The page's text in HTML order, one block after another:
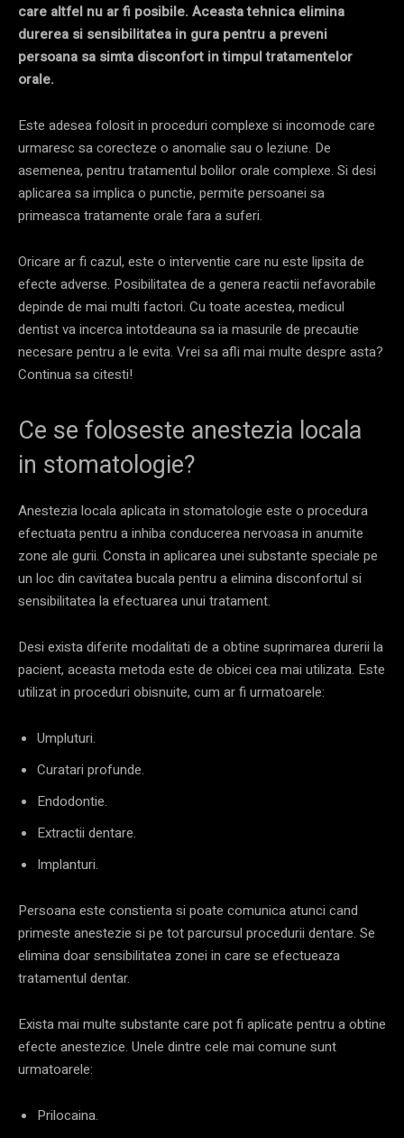
care altfel nu ar fi posibile. Aceasta tehnica elimina
durerea si sensibilitatea in gura pentru a preveni
persoana sa simta disconfort in timpul tratamentelor
orale.
Este adesea folosit in proceduri complexe si incomode care
urmaresc sa corecteze o anomalie sau o leziune. De
asemenea, pentru tratamentul bolilor orale complexe. Si desi
aplicarea sa implica o punctie, permite persoanei sa
primeasca tratamente orale fara a suferi.
Oricare ar fi cazul, este o interventie care nu este lipsita de
efecte adverse. Posibilitatea de a genera reactii nefavorabile
depinde de mai multi factori. Cu toate acestea, medicul
dentist va incerca intotdeauna sa ia masurile de precautie
necesare pentru a le evita. Vrei sa afli mai multe despre asta?
Continua sa citesti!
Ce se foloseste anestezia locala
in stomatologie?
Anestezia locala aplicata in stomatologie este o procedura
efectuata pentru a inhiba conducerea nervoasa in anumite
zone ale gurii. Consta in aplicarea unei substante speciale pe
un loc din cavitatea bucala pentru a elimina disconfortul si
sensibilitatea la efectuarea unui tratament.
Desi exista diferite modalitati de a obtine suprimarea durerii la
pacient, aceasta metoda este de obicei cea mai utilizata. Este
utilizat in proceduri obisnuite, cum ar fi urmatoarele:
Umpluturi.
Curatari profunde.
Endodontie.
Extractii dentare.
Implanturi.
Persoana este constienta si poate comunica atunci cand
primeste anestezie si pe tot parcursul procedurii dentare. Se
elimina doar sensibilitatea zonei in care se efectueaza
tratamentul dentar.
Exista mai multe substante care pot fi aplicate pentru a obtine
efecte anestezice. Unele dintre cele mai comune sunt
urmatoarele:
Prilocaina.